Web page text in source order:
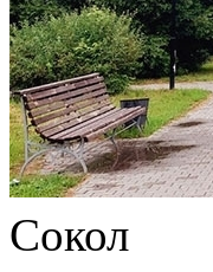
Сокол